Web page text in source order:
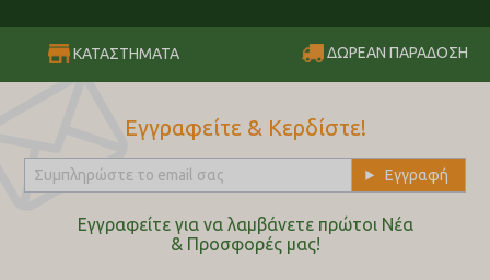
ΚΑΤΑΣΤΗΜΑΤΑ ΔΩΡΕΑΝ ΠΑΡΑΔΟΣΗ
Εγγραφείτε & Κερδίστε!
Εγγραφείτε για να λαμβάνετε πρώτοι Nέα
& Προσφορές μας!